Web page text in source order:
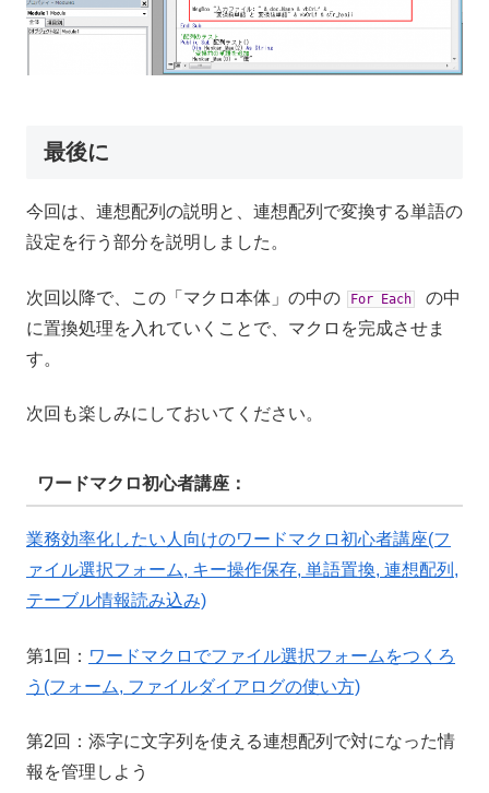
最後に
今回は、連想配列の説明と、連想配列で変換する単語の
設定を行う部分を説明しました。
次回以降で、この「マクロ本体」の中の For Each
の中
に置換処理を入れていくことで、マクロを完成させま
す。
次回も楽しみにしておいてください。
ワードマクロ初心者講座：
業務効率化したい人向けのワードマクロ初心者講座(フ
ァイル選択フォーム, キー操作保存, 単語置換, 連想配列,
テーブル情報読み込み)
第1回： ワードマクロでファイル選択フォームをつくろ
う(フォーム, ファイルダイアログの使い方)
第2回：添字に文字列を使える連想配列で対になった情
報を管理しよう